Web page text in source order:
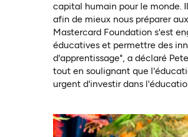
capital humain pour le monde.
afin de mieux nous préparer
Mastercard Foundation s'est
éducatives et permettre des
d'apprentissage", a déclaré
tout en soulignant que
urgent d'investir dans